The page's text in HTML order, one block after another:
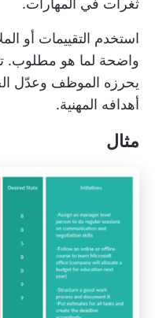
ثغرات في المهارات.
استخدم التقييمات أو
واضحة لما هو مطلوب.
يحرزه الموظف وعدّل
أهدافه المهنية.
مثال